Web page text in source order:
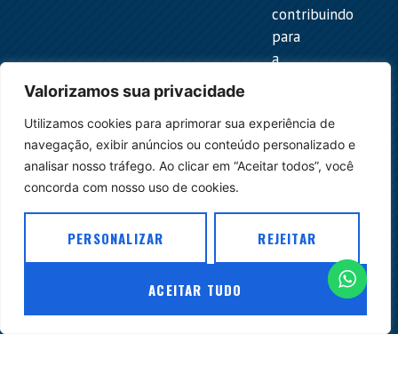
Valorizamos sua privacidade
Utilizamos cookies para aprimorar sua experiência de
navegação, exibir anúncios ou conteúdo personalizado e
analisar nosso tráfego. Ao clicar em “Aceitar todos”, você
concorda com nosso uso de cookies.
PERSONALIZAR REJEITAR
ACEITAR TUDO
contribuindo
para
a
das
normas
e
o
desenvolvimento
do
ambiente